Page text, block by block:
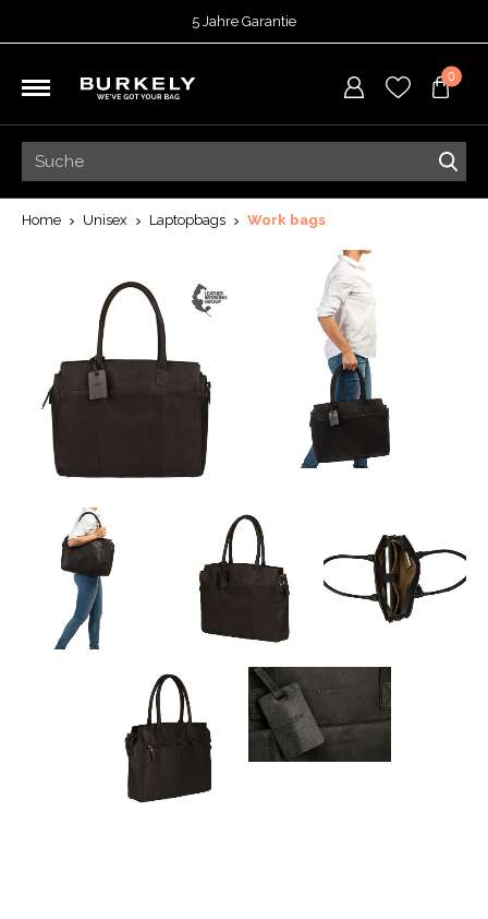
5 Jahre Garantie
Vor 15:00 Uhr bestellt =
heute versendet
0
Home Unisex Laptopbags Work bags